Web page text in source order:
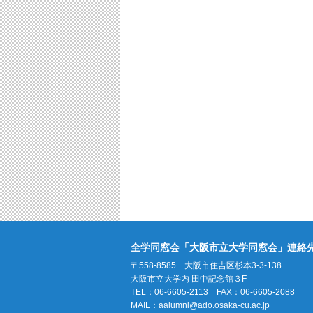
全学同窓会「大阪市立大学同窓会」連絡
〒558-8585 大阪市住吉区杉本3-3-138
大阪市立大学内 田中記念館３F
TEL：06-6605-2113 FAX：06-6605-2088
MAIL： aalumni@ado.osaka-cu.ac.jp